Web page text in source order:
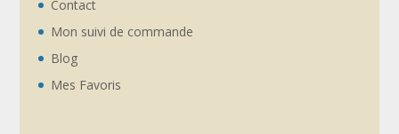
Contact
Mon suivi de commande
Blog
Mes Favoris